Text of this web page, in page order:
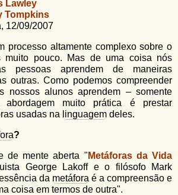
Lawley
Tompkins
12/09/2007
processo altamente complexo sobre o
muito pouco. Mas de uma coisa nós
pessoas aprendem de maneiras
outras. Como podemos compreender
nossos alunos aprendem – somente
abordagem muito prática é prestar
usadas na linguagem deles.
?
de mente aberta " Metáforas da Vida
George Lakoff e o filósofo Mark
da metáfora é a compreensão e
coisa em termos de outra".